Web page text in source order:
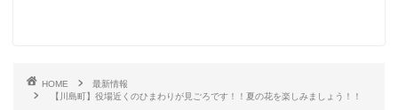
HOME
最新情報
【川島町】役場近くのひまわりが見ごろです！！夏の花を楽しみましょう！！